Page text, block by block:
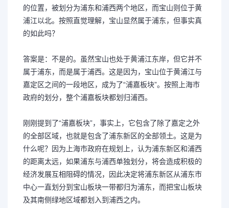
的位置，被划分为浦东和浦西两个地区，而宝山则位于黄
浦江以北。按照直觉理解，宝山显然属于浦东，但事实真
的如此吗？
答案是：不是的。虽然宝山也处于黄浦江东岸，但它并不
属于浦东，而是属于浦西。这是因为，宝山位于黄浦江与
嘉定区之间的一段地区，成为了“浦嘉板块”。按照上海市
政府的划分，整个浦嘉板块都划归浦西。
刚刚提到了“浦嘉板块”，事实上，它包含了除了嘉定之外
的全部区域，也就是包含了浦东新区的全部领土。这是为
什么呢？因为上海市政府在规划上，认为浦东新区和浦西
的距离太远，如果浦东与浦西单独划分，将会造成积极的
经济发展互相阻碍的情况，因此决定将浦东新区从浦东市
中心一直划分到宝山板块一带都归为浦东，而把宝山板块
及其南侧绿地区域都划入到浦西之内。